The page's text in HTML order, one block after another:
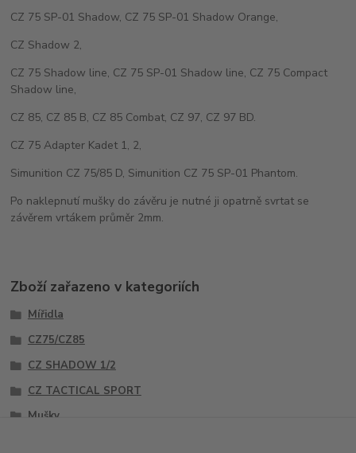
CZ 75 SP-01 Shadow, CZ 75 SP-01 Shadow Orange,
CZ Shadow 2,
CZ 75 Shadow line, CZ 75 SP-01 Shadow line, CZ 75 Compact
Shadow line,
CZ 85, CZ 85 B, CZ 85 Combat, CZ 97, CZ 97 BD.
CZ 75 Adapter Kadet 1, 2,
Simunition CZ 75/85 D, Simunition CZ 75 SP-01 Phantom.
Po naklepnutí mušky do závěru je nutné ji opatrně svrtat se
závěrem vrtákem průměr 2mm.
Zboží zařazeno v kategoriích
Mířidla
CZ75/CZ85
CZ SHADOW 1/2
CZ TACTICAL SPORT
Mušky